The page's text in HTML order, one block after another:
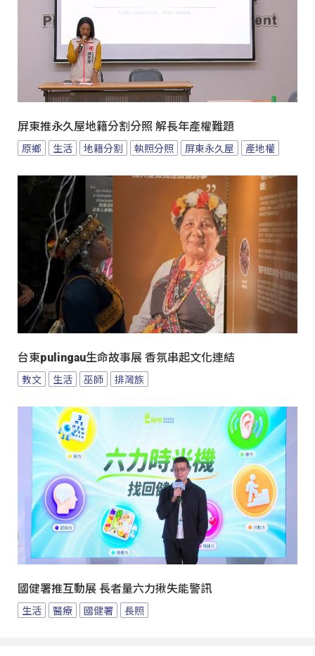
屏東推永久屋地籍分割分照 解長年產權難題
原鄉 生活 地籍分割 執照分照 屏東永久屋 產地權
台東pulingau生命故事展 香氛串起文化連結
教文 生活 巫師 排灣族
國健署推互動展 長者量六力揪失能警訊
生活 醫療 國健署 長照